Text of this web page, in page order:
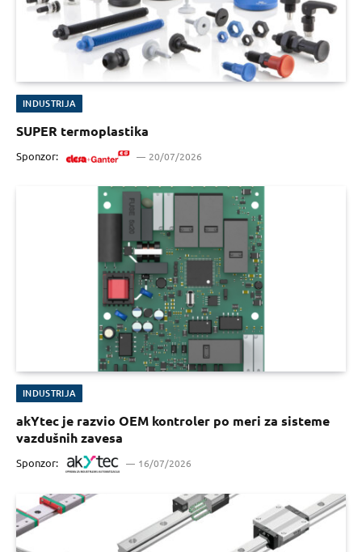
INDUSTRIJA
SUPER termoplastika
Sponzor: 20/07/2026
INDUSTRIJA
akYtec je razvio OEM kontroler po meri za sisteme
vazdušnih zavesa
Sponzor: 16/07/2026